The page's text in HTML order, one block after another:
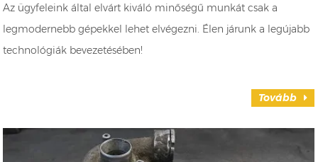
Az ügyfeleink által elvárt kiváló minőségű munkát csak a
legmodernebb gépekkel lehet elvégezni. Élen járunk a legújabb
technológiák bevezetésében!
Tovább